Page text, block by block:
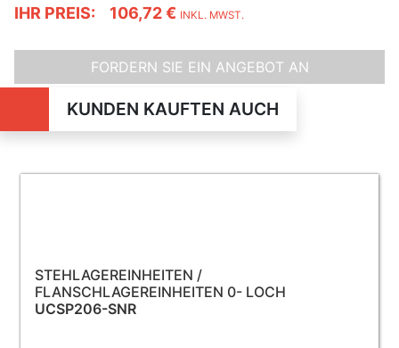
IHR PREIS: 106,72 € INKL. MWST.
FORDERN SIE EIN ANGEBOT AN
KUNDEN KAUFTEN AUCH
STEHLAGEREINHEITEN /
FLANSCHLAGEREINHEITEN 0- LOCH
UCSP206-SNR